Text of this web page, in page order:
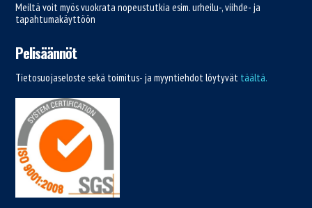
Meiltä voit myös vuokrata nopeustutkia esim. urheilu-, viihde- ja
tapahtumakäyttöön
Pelisäännöt
Tietosuojaseloste sekä toimitus- ja myyntiehdot löytyvät täältä.